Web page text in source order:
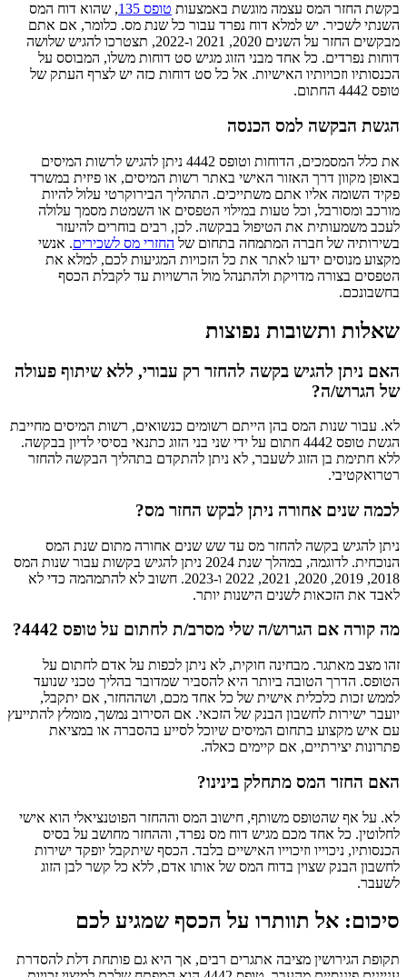
בקשת החזר המס עצמה מוגשת באמצעות טופס 135
, שהוא דוח המס
השנתי לשכיר. יש למלא דוח נפרד עבור כל שנת מס. כלומר, אם אתם
מבקשים החזר על השנים 2020, 2021 ו-2022, תצטרכו להגיש שלושה
דוחות נפרדים. כל אחד מבני הזוג מגיש סט דוחות משלו, המבוסס על
הכנסותיו וזכויותיו האישיות. אל כל סט דוחות כזה יש לצרף העתק של
טופס 4442 החתום.
הגשת הבקשה למס הכנסה
את כלל המסמכים, הדוחות וטופס 4442 ניתן להגיש לרשות המיסים
באופן מקוון דרך האזור האישי באתר רשות המיסים, או פיזית במשרד
פקיד השומה אליו אתם משתייכים. התהליך הבירוקרטי עלול להיות
מורכב ומסורבל, וכל טעות במילוי הטפסים או השמטת מסמך עלולה
לעכב משמעותית את הטיפול בבקשה. לכן, רבים בוחרים להיעזר
בשירותיה של חברה המתמחה בתחום של החזרי מס לשכירים. אנשי
מקצוע מנוסים ידעו לאתר את כל הזכויות המגיעות לכם, למלא את
הטפסים בצורה מדויקת ולהתנהל מול הרשויות עד לקבלת הכסף
בחשבונכם.
שאלות ותשובות נפוצות
האם ניתן להגיש בקשה להחזר רק עבורי, ללא שיתוף פעולה
של הגרוש/ה?
לא. עבור שנות המס בהן הייתם רשומים כנשואים, רשות המיסים מחייבת
הגשת טופס 4442 חתום על ידי שני בני הזוג כתנאי בסיסי לדיון בבקשה.
ללא חתימת בן הזוג לשעבר, לא ניתן להתקדם בתהליך הבקשה להחזר
רטרואקטיבי.
לכמה שנים אחורה ניתן לבקש החזר מס?
ניתן להגיש בקשה להחזר מס עד שש שנים אחורה מתום שנת המס
הנוכחית. לדוגמה, במהלך שנת 2024 ניתן להגיש בקשות עבור שנות המס
2018, 2019, 2020, 2021, 2022 ו-2023. חשוב לא להתמהמה כדי לא
לאבד את הזכאות לשנים הישנות יותר.
מה קורה אם הגרוש/ה שלי מסרב/ת לחתום על טופס 4442?
זהו מצב מאתגר. מבחינה חוקית, לא ניתן לכפות על אדם לחתום על
הטופס. הדרך הטובה ביותר היא להסביר שמדובר בהליך טכני שנועד
לממש זכות כלכלית אישית של כל אחד מכם, ושההחזר, אם יתקבל,
יועבר ישירות לחשבון הבנק של הזכאי. אם הסירוב נמשך, מומלץ להתייעץ
עם איש מקצוע בתחום המיסים שיוכל לסייע בהסברה או במציאת
פתרונות יצירתיים, אם קיימים כאלה.
האם החזר המס מתחלק בינינו?
לא. על אף שהטופס משותף, חישוב המס וההחזר הפוטנציאלי הוא אישי
לחלוטין. כל אחד מכם מגיש דוח מס נפרד, וההחזר מחושב על בסיס
הכנסותיו, ניכוייו וזיכוייו האישיים בלבד. הכסף שיתקבל יופקד ישירות
לחשבון הבנק שצוין בדוח המס של אותו אדם, ללא כל קשר לבן הזוג
לשעבר.
סיכום: אל תוותרו על הכסף שמגיע לכם
תקופת הגירושין מציבה אתגרים רבים, אך היא גם פותחת דלת להסדרת